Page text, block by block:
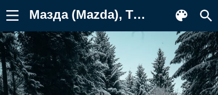
Мазда (Mazda), Тачки (Cars), Mazda6 Картинка для телефона